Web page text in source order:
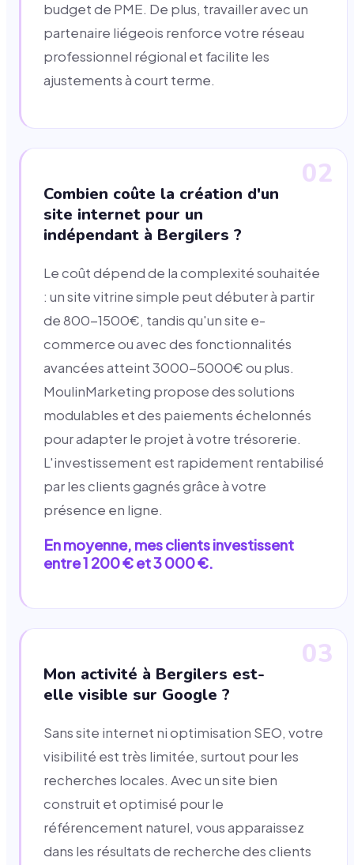
budget de PME. De plus, travailler avec un
partenaire liégeois renforce votre réseau
professionnel régional et facilite les
ajustements à court terme.
02
Combien coûte la création d'un
site internet pour un
indépendant à Bergilers ?
Le coût dépend de la complexité souhaitée
: un site vitrine simple peut débuter à partir
de 800-1500€, tandis qu'un site e-
commerce ou avec des fonctionnalités
avancées atteint 3000-5000€ ou plus.
MoulinMarketing propose des solutions
modulables et des paiements échelonnés
pour adapter le projet à votre trésorerie.
L'investissement est rapidement rentabilisé
par les clients gagnés grâce à votre
présence en ligne.
En moyenne, mes clients investissent
entre 1 200 € et 3 000 €.
03
Mon activité à Bergilers est-
elle visible sur Google ?
Sans site internet ni optimisation SEO, votre
visibilité est très limitée, surtout pour les
recherches locales. Avec un site bien
construit et optimisé pour le
référencement naturel, vous apparaissez
dans les résultats de recherche des clients